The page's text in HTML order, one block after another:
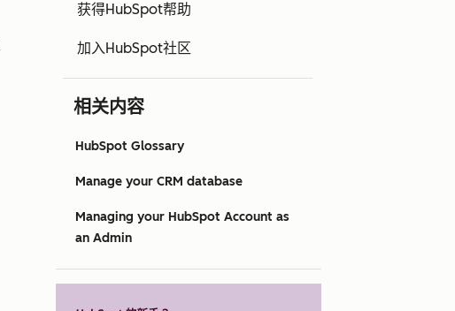
获得HubSpot帮助
加入HubSpot社区
相关内容
HubSpot Glossary
Manage your CRM database
Managing your HubSpot Account as
an Admin